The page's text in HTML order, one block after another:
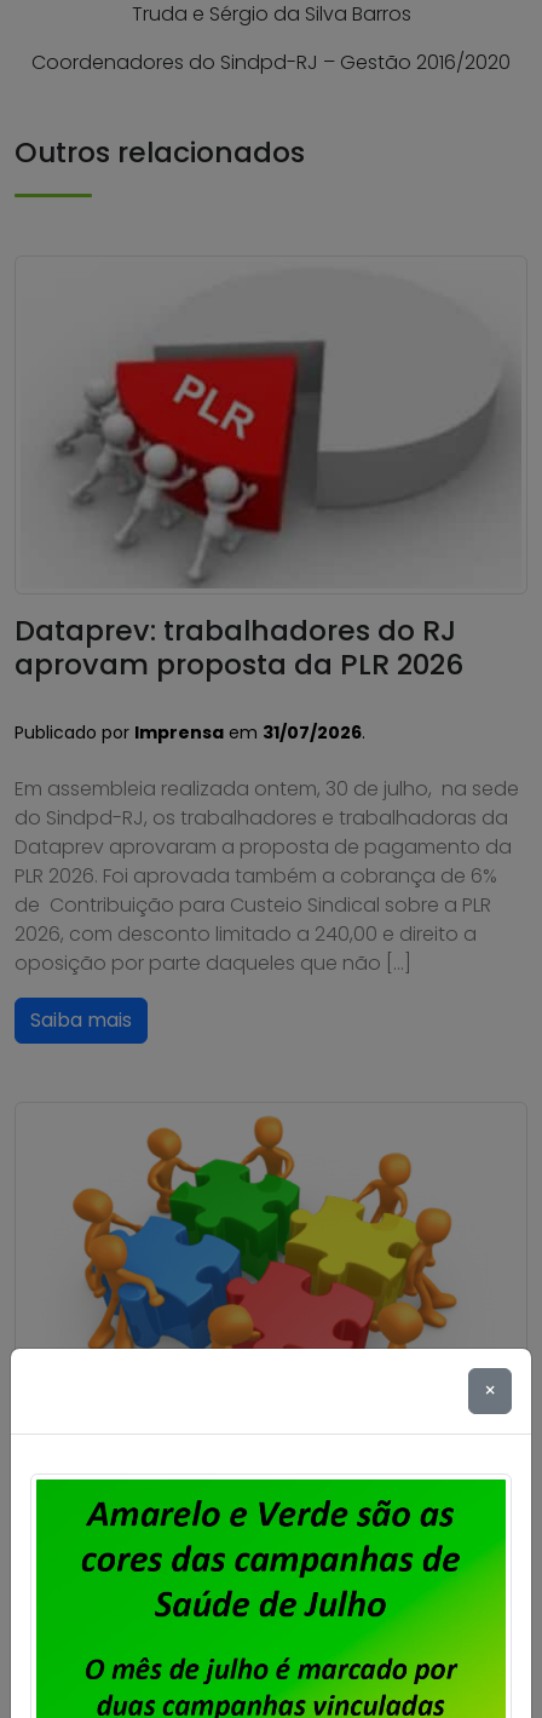
Truda e Sérgio da Silva Barros
Coordenadores do Sindpd-RJ – Gestão 2016/2020
Outros relacionados
Dataprev: trabalhadores do RJ
aprovam proposta da PLR 2026
Publicado por Imprensa em 31/07/2026.
Em assembleia realizada ontem, 30 de julho, na sede
do Sindpd-RJ, os trabalhadores e trabalhadoras da
Dataprev aprovaram a proposta de pagamento da
PLR 2026. Foi aprovada também a cobrança de 6%
de Contribuição para Custeio Sindical sobre a PLR
2026, com desconto limitado a 240,00 e direito a
oposição por parte daqueles que não […]
Saiba mais
Dataprev – Assembleia para tratar
da PLR 2026
Imprensaem 27/07/2026
A diretoria do Sindpd-RJ realizará, no dia 30 de julho
de 2026, às 18h30m em segunda e última chamada,
assembleia com os trabalhadores e trabalhadoras
×